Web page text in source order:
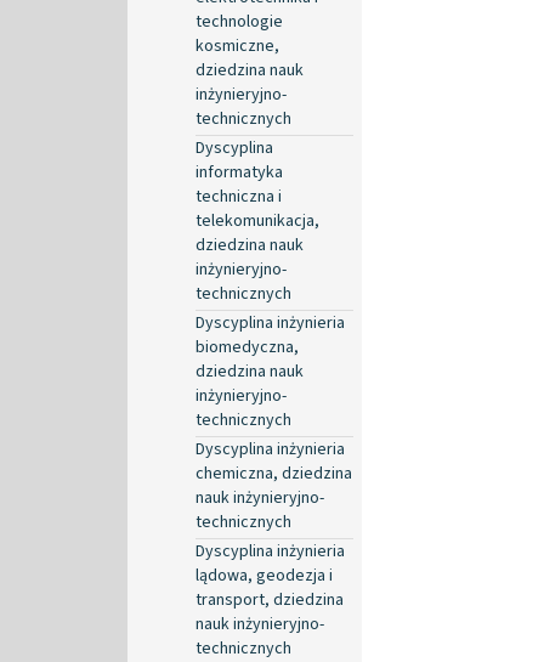
technologie
kosmiczne,
dziedzina nauk
inżynieryjno-
technicznych
Dyscyplina
informatyka
techniczna i
telekomunikacja,
dziedzina nauk
inżynieryjno-
technicznych
Dyscyplina inżynieria
biomedyczna,
dziedzina nauk
inżynieryjno-
technicznych
Dyscyplina inżynieria
chemiczna, dziedzina
nauk inżynieryjno-
technicznych
Dyscyplina inżynieria
lądowa, geodezja i
transport, dziedzina
nauk inżynieryjno-
technicznych